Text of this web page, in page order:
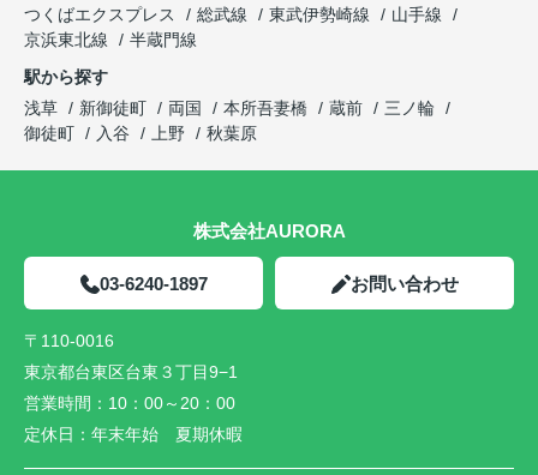
つくばエクスプレス
総武線 東武伊勢崎線
山手線
京浜東北線
半蔵門線
駅から探す
浅草
新御徒町 両国 本所吾妻橋 蔵前
三ノ輪
御徒町
入谷 上野 秋葉原
株式会社AURORA
03-6240-1897 お問い合わせ
〒110-0016
東京都台東区台東３丁目9−1
営業時間： 10：00～20：00
定休日： 年末年始 夏期休暇